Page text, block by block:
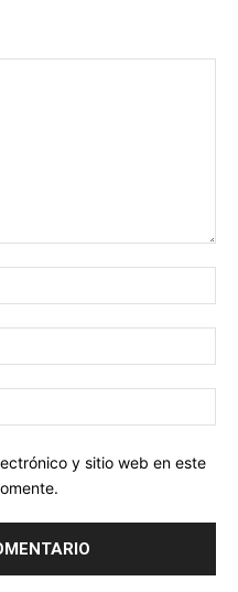
y sitio web en este